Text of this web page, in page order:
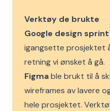
Verktøy de brukte
Google design sprint
igangsette prosjektet
retning vi ønsket å gå.
Figmable brukt til å
wireframes av lavere
hele prosjektet.